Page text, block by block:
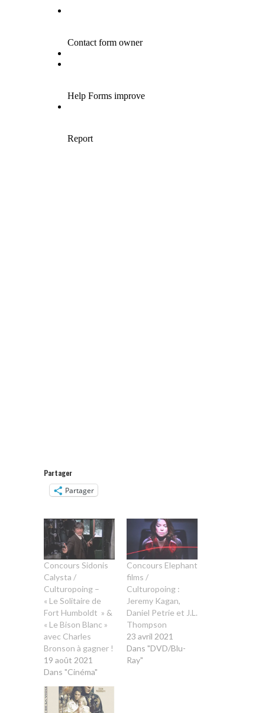
Partager
Partager
Concours Sidonis
Calysta /
Culturopoing –
« Le Solitaire de
Fort Humboldt » &
« Le Bison Blanc »
avec Charles
Bronson à gagner !
19 août 2021
Dans "Cinéma"
Concours Elephant
films /
Culturopoing :
Jeremy Kagan,
Daniel Petrie et J.L.
Thompson
23 avril 2021
Dans "DVD/Blu-
Ray"